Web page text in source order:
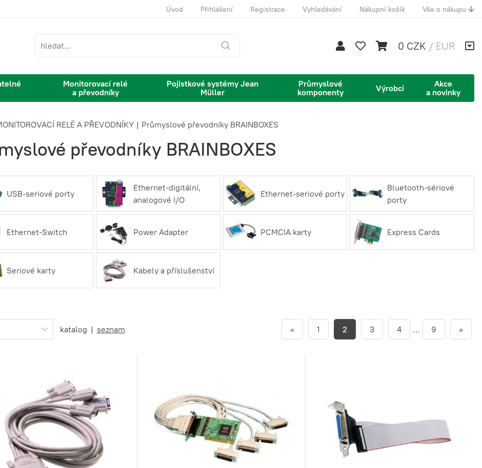
Úvod Přihlášení Registrace Vyhledávání Nákupní košík Vše o nákupu
0 CZK / EUR
Monitorovací relé
a převodníky
Pojistkové systémy Jean
Müller
Průmyslové
komponenty
Výrobci
Akce
a novinky
RELÉ A PŘEVODNÍKY | Průmyslové převodníky BRAINBOXES
převodníky BRAINBOXES
USB-seriové porty
Ethernet-digitální,
analogové I/O
Ethernet-seriové porty
Bluetooth-sériové
porty
Ethernet-Switch Power Adapter PCMCIA karty Express Cards
Seriové karty Kabely a příslušenství
katalog | seznam « 1 2 3 4 … 9 »